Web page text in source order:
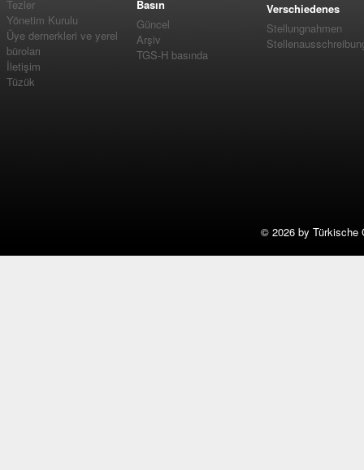
Tezler
Yönetim Kurulu
Üye dernerkleri ve yerel
büroları
İletişim
Tüzük
Basın
Güncel
Arşiv
TGS-H basında
Verschiedenes
Stellungnahmen
© 2026 by Türkische